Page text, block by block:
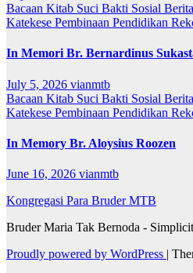
Bacaan Kitab Suci Bakti Sosial Berita
Katekese Pembinaan Pendidikan
In Memori Br. Bernardinus
July 5, 2026 vianmtb
Bacaan Kitab Suci Bakti Sosial Berita
Katekese Pembinaan Pendidikan
In Memory Br. Aloysius Roozen
June 16, 2026 vianmtb
Kongregasi Para Bruder MTB
Bruder Maria Tak Bernoda -
Proudly powered by WordPress |